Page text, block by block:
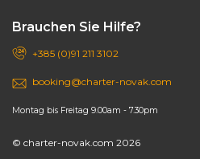
Brauchen Sie Hilfe?
+385 (0)91 211 3102
booking@charter-novak.com
Montag bis Freitag 9.00am - 7.30pm
© charter-novak.com 2026